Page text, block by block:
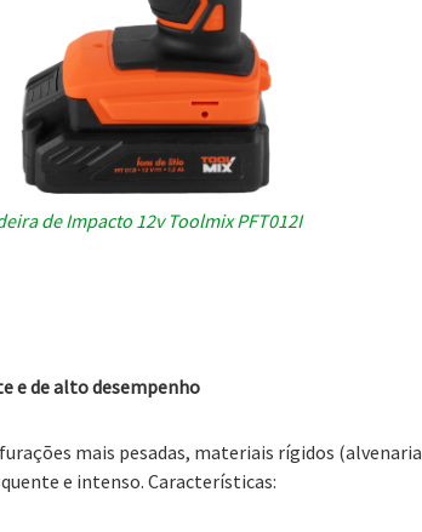
de Impacto 12v Toolmix PFT012I
e de alto desempenho
mais pesadas, materiais rígidos (alvenaria
e intenso. Características: